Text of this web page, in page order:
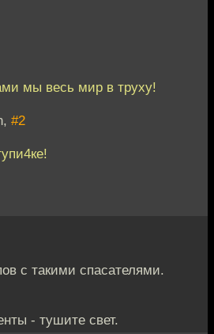
мы весь мир в труху!
#2
с такими спасателями.
- тушите свет.